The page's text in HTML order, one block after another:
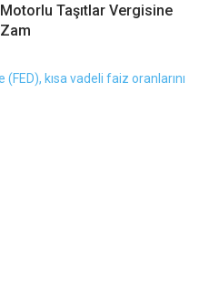
Motorlu Taşıtlar Vergisine
Zam